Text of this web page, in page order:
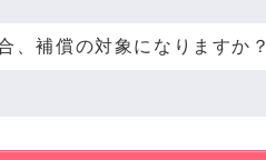
、補償の対象になりますか？